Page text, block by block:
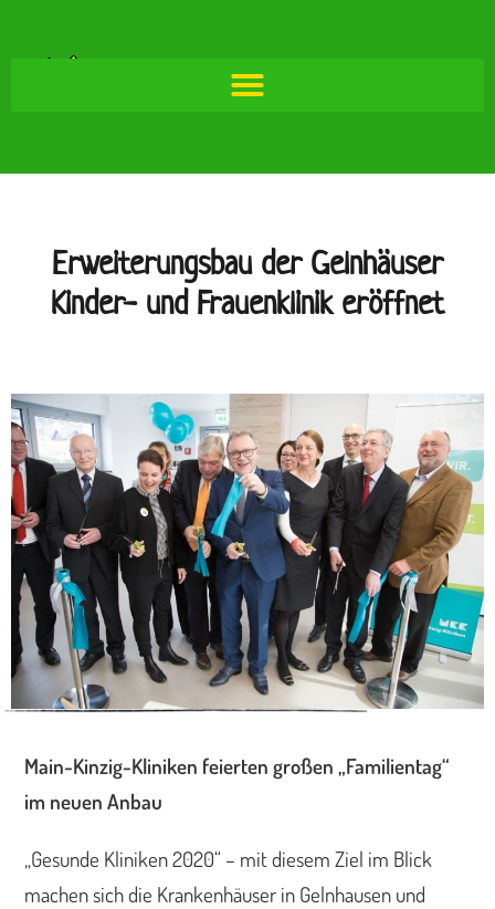
Erweiterungsbau der Gelnhäuser
Kinder- und Frauenklinik eröffnet
Main-Kinzig-Kliniken feierten großen „Familientag“
im neuen Anbau
„Gesunde Kliniken 2020“ – mit diesem Ziel im Blick
machen sich die Krankenhäuser in Gelnhausen und